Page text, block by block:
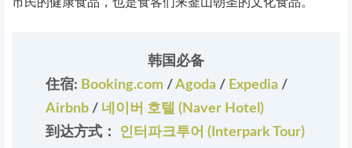
韩国必备
住宿: Booking.com /Agoda / Expedia /
Airbnb / 네이버 호텔 (Naver Hotel)
到达方式： 인터파크투어 (Interpark Tour)